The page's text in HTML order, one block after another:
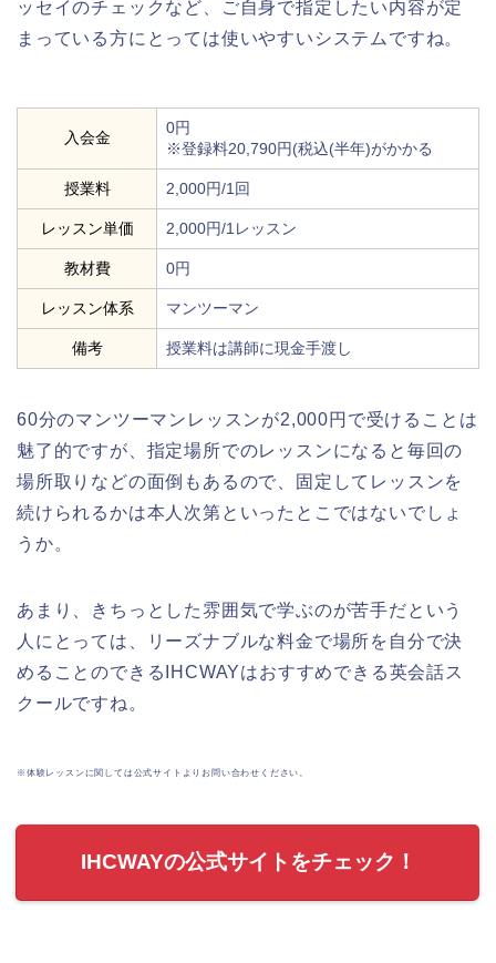
ッセイのチェックなど、ご自身で指定したい内容が定
まっている方にとっては使いやすいシステムですね。
入会金
0円
※登録料20,790円(税込(半年)がかかる
授業料 2,000円/1回
レッスン単価 2,000円/1レッスン
教材費 0円
レッスン体系 マンツーマン
備考 授業料は講師に現金手渡し
60分のマンツーマンレッスンが2,000円で受けることは
魅了的ですが、指定場所でのレッスンになると毎回の
場所取りなどの面倒もあるので、固定してレッスンを
続けられるかは本人次第といったとこではないでしょ
うか。
あまり、きちっとした雰囲気で学ぶのが苦手だという
人にとっては、リーズナブルな料金で場所を自分で決
めることのできるIHCWAYはおすすめできる英会話ス
クールですね。
※体験レッスンに関しては公式サイトよりお問い合わせください。
IHCWAYの公式サイトをチェック！